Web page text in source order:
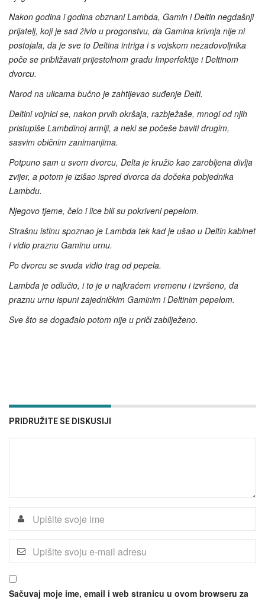
Nakon godina i godina obznani Lambda, Gamin i Deltin negdašnji
prijatelj, koji je sad živio u progonstvu, da Gamina krivnja nije ni
postojala, da je sve to Deltina intriga i s vojskom nezadovoljnika
poče se približavati prijestolnom gradu Imperfektije i Deltinom
dvorcu.
Narod na ulicama bučno je zahtijevao suđenje Delti.
Deltini vojnici se, nakon prvih okršaja, razbježaše, mnogi od njih
pristupiše Lambdinoj armiji, a neki se počeše baviti drugim,
sasvim običnim zanimanjima.
Potpuno sam u svom dvorcu, Delta je kružio kao zarobljena divlja
zvijer, a potom je izišao ispred dvorca da dočeka pobjednika
Lambdu.
Njegovo tjeme, čelo i lice bili su pokriveni pepelom.
Strašnu istinu spoznao je Lambda tek kad je ušao u Deltin kabinet
i vidio praznu Gaminu urnu.
Po dvorcu se svuda vidio trag od pepela.
Lambda je odlučio, i to je u najkraćem vremenu i izvršeno, da
praznu urnu ispuni zajedničkim Gaminim i Deltinim pepelom.
Sve što se događalo potom nije u priči zabilježeno.
PRIDRUŽITE SE DISKUSIJI
Sačuvaj moje ime, email i web stranicu u ovom browseru za